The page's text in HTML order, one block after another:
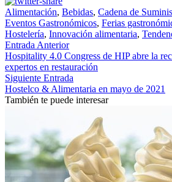
Alimentación, Bebidas, Cadena de
Eventos Gastronómicos, Ferias
Hostelería, Innovación alimentaria,
Entrada Anterior
Hospitality 4.0 Congress de HIP abre la
expertos en restauración
Siguiente Entrada
Hostelco & Alimentaria en mayo de 2021
También te puede interesar